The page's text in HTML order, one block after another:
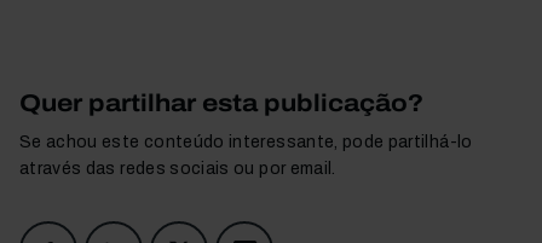
Quer partilhar esta publicação?
Se achou este conteúdo interessante, pode partilhá-lo
através das redes sociais ou por email.